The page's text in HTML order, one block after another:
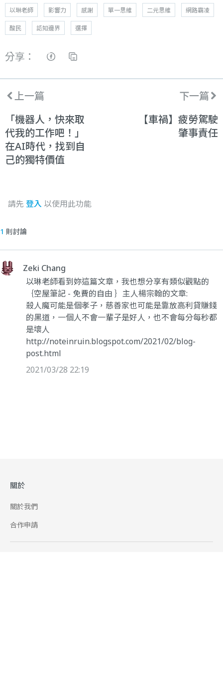
以琳老師 影響力 感謝 單一思維 二元思維 網路霸凌
酸民 認知邊界 選擇
分享：
上一篇
「機器人，快來取
代我的工作吧！」
在AI時代，找到自
己的獨特價值
下一篇
【車禍】疲勞駕駛
肇事責任
請先 登入 以使用此功能
1 則討論
Zeki Chang
以琳老師看到妳這篇文章，我也想分享有類似觀點的
｛空屋筆記 - 免費的自由 ｝主人楊宗翰的文章:
殺人魔可能是個孝子，慈善家也可能是靠放高利貸賺錢
的黑道，一個人不會一輩子是好人，也不會每分每秒都
是壞人
http://noteinruin.blogspot.com/2021/02/blog-
post.html
2021/03/28 22:19
關於
關於我們
合作申請